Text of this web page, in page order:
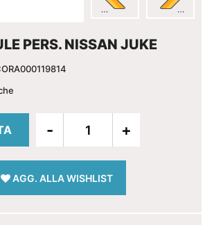
PERS. NISSAN JUKE
AGG. ALLA WISHLIST